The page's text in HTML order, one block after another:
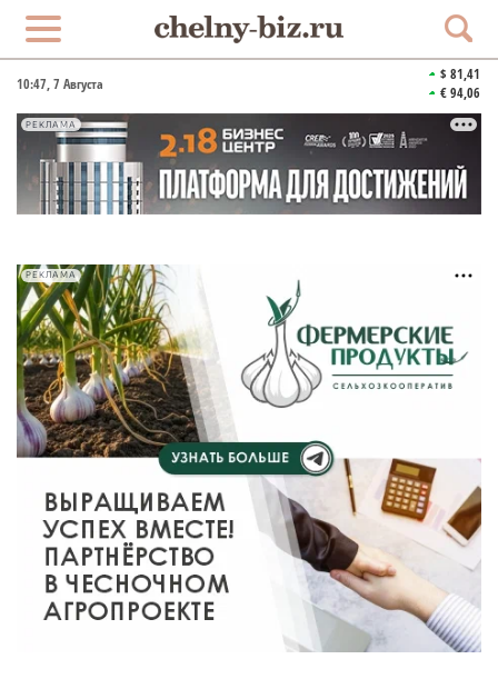
10:47, 7 Августа
$ 81,41
€ 94,06
РЕКЛАМА
РЕКЛАМА